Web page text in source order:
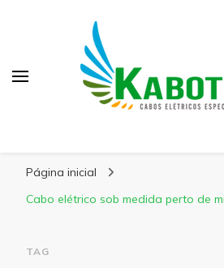
Página inicial
Cabo elétrico sob medida perto de
TAG